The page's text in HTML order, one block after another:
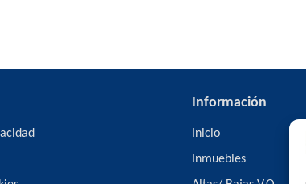
Información
Inicio
Inmuebles